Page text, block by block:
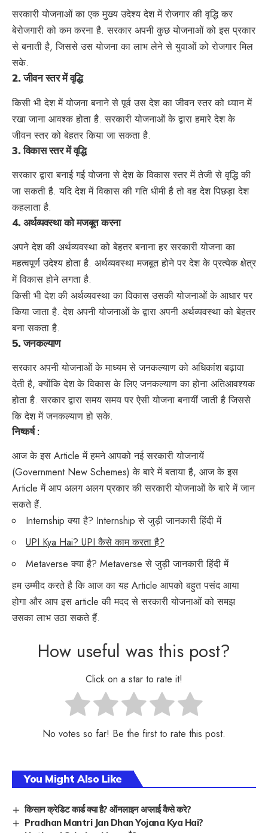
सरकारी योजनाओं का एक मुख्य उदेश्य देश में रोजगार की वृद्धि कर
बेरोजगारी को कम करना है. सरकार अपनी कुछ योजनाओं को इस प्रकार
से बनाती है, जिससे उस योजना का लाभ लेने से युवाओं को रोजगार मिल
सके.
2.जीवन स्तर में वृद्धि
किसी भी देश में योजना बनाने से पूर्व उस देश का जीवन स्तर को ध्यान में
रखा जाना आवश्क होता है. सरकारी योजनाओं के द्वारा हमारे देश के
जीवन स्तर को बेहतर किया जा सकता है.
3.विकास स्तर में वृद्धि
सरकार द्वारा बनाई गई योजना से देश के विकास स्तर में तेजी से वृद्धि की
जा सकती है. यदि देश में विकास की गति धीमी है तो वह देश पिछड़ा देश
कहलाता है.
4. अर्थव्यवस्था को मजबूत करना
अपने देश की अर्थव्यवस्था को बेहतर बनाना हर सरकारी योजना का
महत्वपूर्ण उदेश्य होता है. अर्थव्यवस्था मजबूत होने पर देश के प्रत्येक क्षेत्र
में विकास होने लगता है.
किसी भी देश की अर्थव्यवस्था का विकास उसकी योजनाओं के आधार पर
किया जाता है. देश अपनी योजनाओं के द्वारा अपनी अर्थव्यवस्था को बेहतर
बना सकता है.
5.जनकल्याण
सरकार अपनी योजनाओं के माध्यम से जनकल्याण को अधिकांश बढ़ावा
देती है, क्योंकि देश के विकास के लिए जनकल्याण का होना अतिआवश्यक
होता है. सरकार द्वारा समय समय पर ऐसी योजना बनायीं जाती है जिससे
कि देश में जनकल्याण हो सके.
निष्कर्ष :
आज के इस Article में हमने आपको नई सरकारी योजनायें
(Government New Schemes) के बारे में बताया है, आज के इस
Article में आप अलग अलग प्रकार की सरकारी योजनाओं के बारे में जान
सकते हैं.
Internship क्या है? Internship से जुड़ी जानकारी हिंदी में
UPI Kya Hai? UPI कैसे काम करता है?
Metaverse क्या है? Metaverse से जुड़ी जानकारी हिंदी में
हम उम्मीद करते है कि आज का यह Article आपको बहुत पसंद आया
होगा और आप इस article की मदद से सरकारी योजनाओं को समझ
उसका लाभ उठा सकते हैं.
How useful was this post?
Click on a star to rate it!
No votes so far! Be the first to rate this post.
You Might Also Like
किसान क्रेडिट कार्ड क्या है? ऑनलाइन अप्लाई कैसे करे?
Pradhan Mantri Jan Dhan Yojana Kya Hai?